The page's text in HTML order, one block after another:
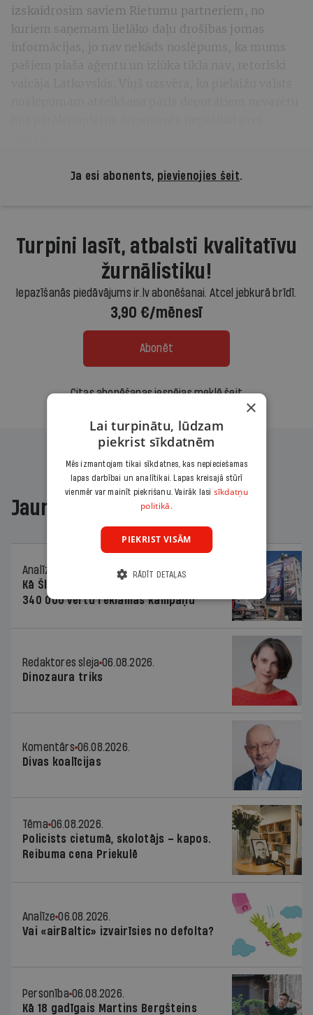
izskaidrosim saviem Rietumu partneriem, no
kuriem saņemam lielāko daļu drošības jomas
informācijas, jo nav nekāds noslēpums, ka mums
Ja esi abonents, pievienojies šeit.
Turpini lasīt, atbalsti kvalitatīvu
žurnālistiku!
Iepazīšanās piedāvājums ir.lv abonēšanai. Atcel jebkurā brīdī.
3,90 €/mēnesī
Abonēt
Citas abonēšanas iespējas meklē šeit
Jaunākajā žurnālā
Analīze
Kā Šlesera partija palika nesodīta par
340 000 vērtu reklāmas kampaņu
Redaktores sleja 06.08.2026.
Dinozaura triks
Komentārs 06.08.2026.
Divas koalīcijas
Tēma 06.08.2026.
Policists cietumā, skolotājs – kapos.
Reibuma cena Priekulē
Analīze 06.08.2026.
Vai «airBaltic» izvairīsies no defolta?
Personība 06.08.2026.
Kā 18 gadīgais Martins Bergšteins
×
Lai turpinātu, lūdzam
piekrist sīkdatnēm
Mēs izmantojam tikai sīkdatnes, kas nepieciešamas
lapas darbībai un analītikai. Lapas kreisajā stūrī
vienmēr var mainīt piekrišanu. Vairāk lasi sīkdatņu
politikā.
PIEKRIST VISĀM
RĀDĪT DETAĻAS